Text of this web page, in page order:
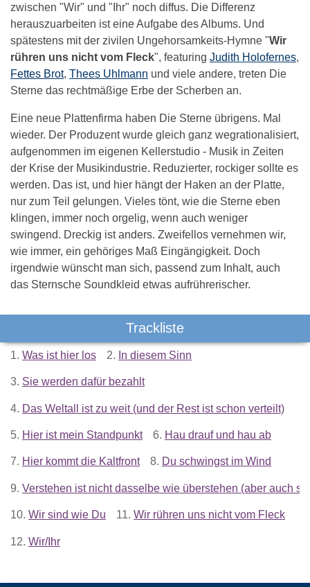
zwischen "Wir" und "Ihr" noch diffus. Die Differenz
herauszuarbeiten ist eine Aufgabe des Albums. Und
spätestens mit der zivilen Ungehorsamkeits-Hymne "Wir
rühren uns nicht vom Fleck", featuring Judith Holofernes,
Fettes Brot, Thees Uhlmann und viele andere, treten Die
Sterne das rechtmäßige Erbe der Scherben an.
Eine neue Plattenfirma haben Die Sterne übrigens. Mal
wieder. Der Produzent wurde gleich ganz wegrationalisiert,
aufgenommen im eigenen Kellerstudio - Musik in Zeiten
der Krise der Musikindustrie. Reduzierter, rockiger sollte es
werden. Das ist, und hier hängt der Haken an der Platte,
nur zum Teil gelungen. Vieles tönt, wie die Sterne eben
klingen, immer noch orgelig, wenn auch weniger
swingend. Dreckig ist anders. Zweifellos vernehmen wir,
wie immer, ein gehöriges Maß Eingängigkeit. Doch
irgendwie wünscht man sich, passend zum Inhalt, auch
das Sternsche Soundkleid etwas aufrührerischer.
Trackliste
1. Was ist hier los 2. In diesem Sinn
3. Sie werden dafür bezahlt
4. Das Weltall ist zu weit (und der Rest ist schon verteilt)
5. Hier ist mein Standpunkt 6. Hau drauf und hau ab
7. Hier kommt die Kaltfront 8. Du schwingst im Wind
9. Verstehen ist nicht dasselbe wie überstehen (aber auch
10. Wir sind wie Du 11. Wir rühren uns nicht vom Fleck
12. Wir/Ihr